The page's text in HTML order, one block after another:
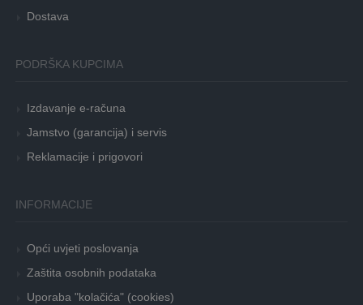
Dostava
PODRŠKA KUPCIMA
Izdavanje e-računa
Jamstvo (garancija) i servis
Reklamacije i prigovori
INFORMACIJE
Opći uvjeti poslovanja
Zaštita osobnih podataka
Uporaba "kolačića" (cookies)